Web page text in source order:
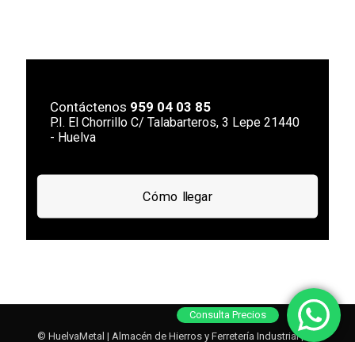
Contáctenos 959 04 03 85
P.I. El Chorrillo C/ Talabarteros, 3 Lepe 21440
- Huelva
Cómo llegar
© HuelvaMetal | Almacén de Hierros y Ferretería Industrial | Tlf
Consulta Precios